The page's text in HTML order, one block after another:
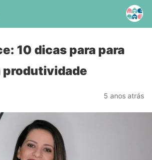
10 dicas para para
produtividade
5 anos atrás